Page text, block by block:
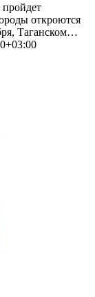
откроются
Таганском…